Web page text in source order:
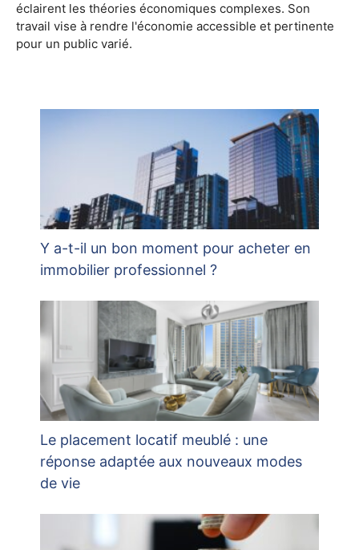
éclairent les théories économiques complexes. Son
travail vise à rendre l'économie accessible et pertinente
pour un public varié.
Y a-t-il un bon moment pour acheter en
immobilier professionnel ?
Le placement locatif meublé : une
réponse adaptée aux nouveaux modes
de vie